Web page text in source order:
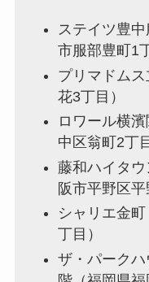
ステイツ豊
市服部豊町1
プリマドム
花3丁目）
ロワール横
中区翁町2丁
藤和ハイタ
阪市平野区平
シャリエ金
丁目）
ザ・パーク